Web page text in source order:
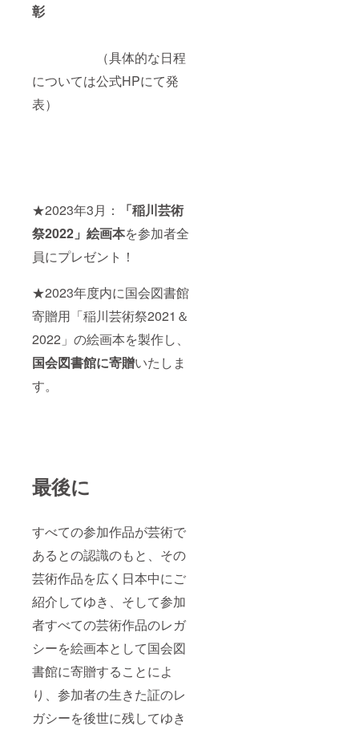
彰
（具体的な日程
については公式HPにて発
表）
★2023年3月：
「稲川芸術
祭2022」絵画本を参加者全
員にプレゼント！
★2023年度内に国会図書館
寄贈用「稲川芸術祭2021＆
2022」の絵画本を製作し、
国会図書館に寄贈いたしま
す。
最後に
すべての参加作品が芸術で
あるとの認識のもと、その
芸術作品を広く日本中にご
紹介してゆき、そして参加
者すべての芸術作品のレガ
シーを絵画本として国会図
書館に寄贈することによ
り、参加者の生きた証のレ
ガシーを後世に残してゆき